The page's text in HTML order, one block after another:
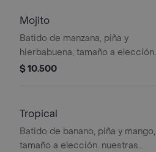
ingredientes
Mojito
Batido de manzana, piña y
hierbabuena, tamaño a elección.
nuestras preparaciones se
realizar modificaciones en los
ingredientes
$ 10.500
Tropical
Batido de banano, piña y mango,
tamaño a elección. nuestras